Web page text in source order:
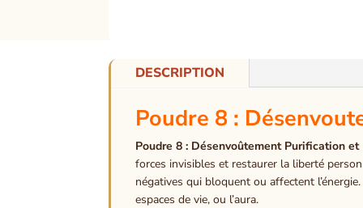
DESCRIPTION
Poudre 8 :
Poudre 8 : Désenvoûtement Purification
forces invisibles et restaurer la liberté
négatives qui bloquent ou affectent
espaces de vie, ou l’aura.